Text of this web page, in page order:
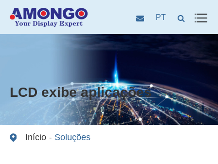
PT
Início Soluções
LCD exibe aplicações